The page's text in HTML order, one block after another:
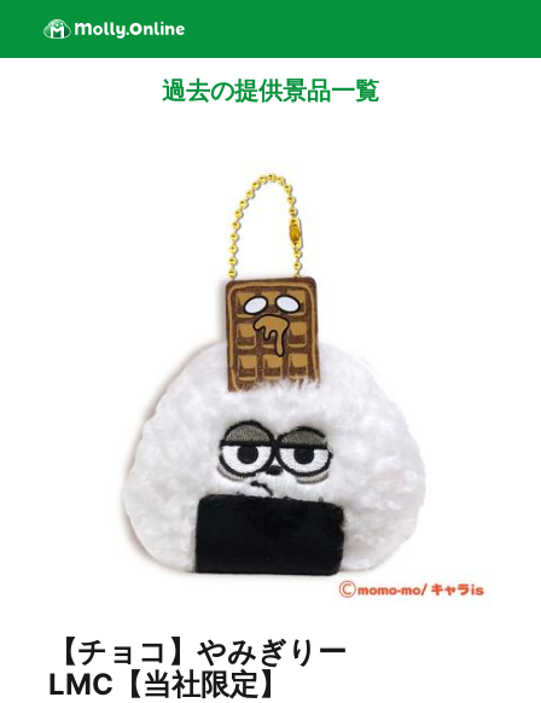
過去の提供景品一覧
【チョコ】やみぎりー
LMC【当社限定】